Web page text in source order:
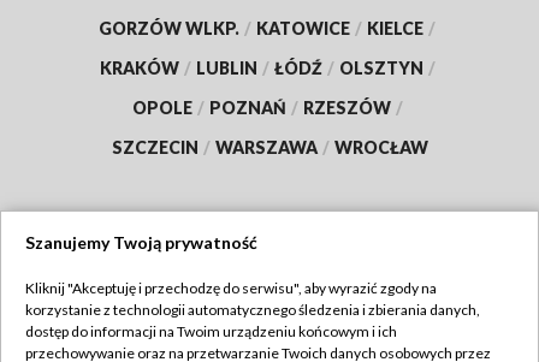
GORZÓW WLKP. / KATOWICE / KIELCE /
KRAKÓW / LUBLIN / ŁÓDŹ / OLSZTYN /
OPOLE / POZNAŃ / RZESZÓW /
SZCZECIN / WARSZAWA / WROCŁAW
TVP
Abonament TVP
Szanujemy Twoją prywatność
Kliknij "Akceptuję i przechodzę do serwisu", aby wyrazić zgody na
korzystanie z technologii automatycznego śledzenia i zbierania danych,
dostęp do informacji na Twoim urządzeniu końcowym i ich
przechowywanie oraz na przetwarzanie Twoich danych osobowych przez